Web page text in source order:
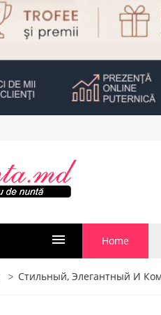
Home
Стильный, Элегантный И